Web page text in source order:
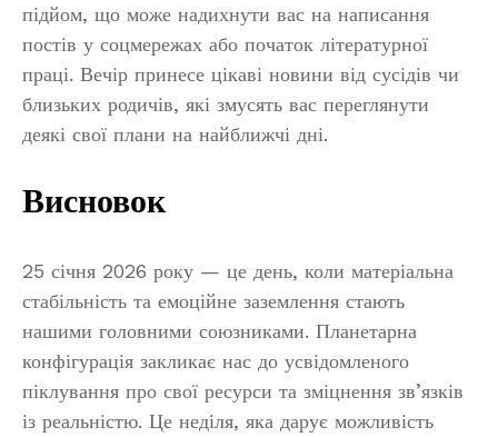
підйом, що може надихнути вас на написання
постів у соцмережах або початок літературної
праці. Вечір принесе цікаві новини від сусідів чи
близьких родичів, які змусять вас переглянути
деякі свої плани на найближчі дні.
Висновок
25 січня 2026 року — це день, коли матеріальна
стабільність та емоційне заземлення стають
нашими головними союзниками. Планетарна
конфігурація закликає нас до усвідомленого
піклування про свої ресурси та зміцнення зв’язків
із реальністю. Це неділя, яка дарує можливість